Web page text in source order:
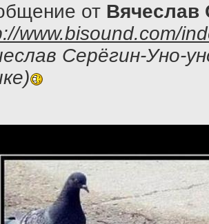
от Вячеслав
www.bisound.com/
Серёгин-Уно-